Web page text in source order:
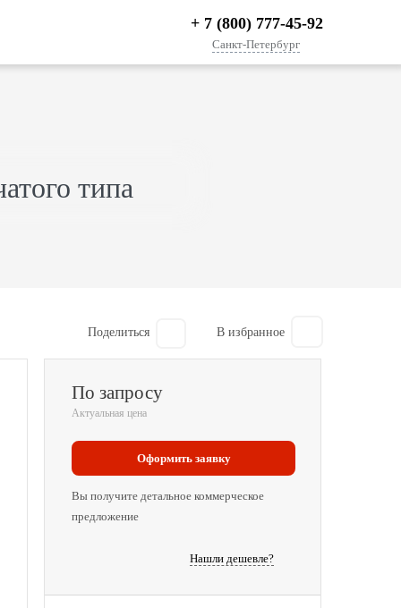
+ 7 (800) 777-45-92
Санкт-Петербург
типа
Поделиться
По запросу
Актуальная цена
Оформить заявку
Вы получите детальное коммерческое
предложение
Нашли дешевле?